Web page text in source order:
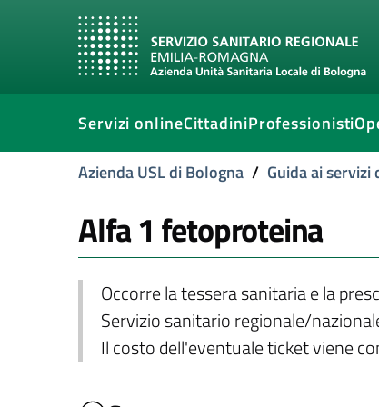
Servizi onlineCittadiniProfessionisti
Azienda USL di Bologna / Guida ai
Alfa 1 fetoproteina
Occorre la tessera sanitaria e la
Servizio sanitario regionale/
Il costo dell'eventuale ticket viene